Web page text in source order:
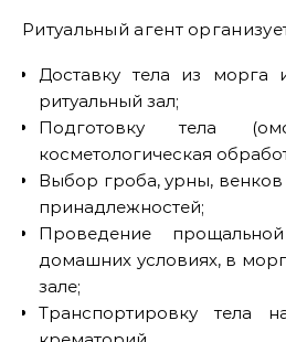
Ритуальный агент
Доставку тела из морга
ритуальный зал;
Подготовку тела
косметологическая
Выбор гроба, урны, венков
принадлежностей;
Проведение
домашних условиях, в
зале;
Транспортировку тела